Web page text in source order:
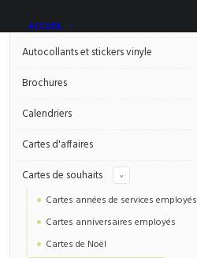
ACCUEIL
Articles promotionnels
Autocollants et stickers vinyle
Brochures
Calendriers
Cartes d'affaires
Cartes de souhaits
^
Cartes années de services employés
Cartes anniversaires employés
Cartes de Noël